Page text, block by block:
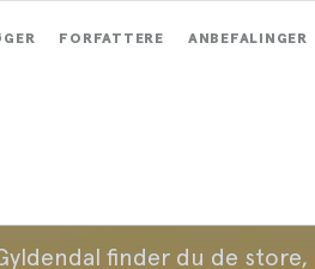
FORFATTERE ANBEFALINGER
finder du de store,